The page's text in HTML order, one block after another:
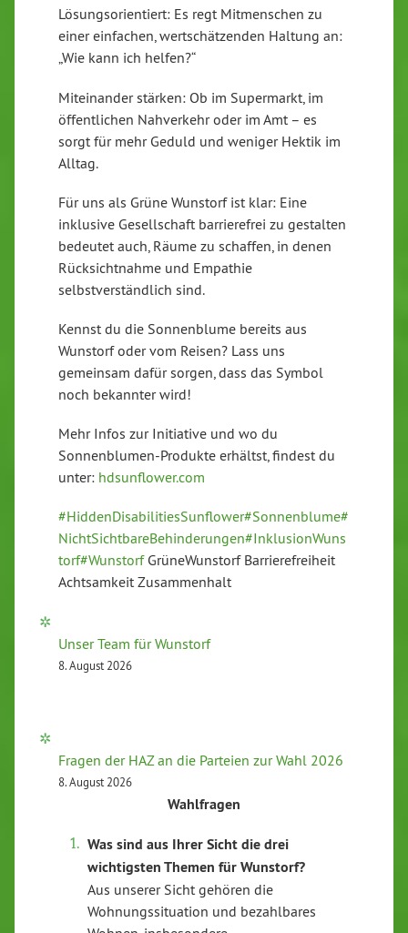
Lösungsorientiert: Es regt Mitmenschen zu
einer einfachen, wertschätzenden Haltung an:
„Wie kann ich helfen?“
Miteinander stärken: Ob im Supermarkt, im
öffentlichen Nahverkehr oder im Amt – es
sorgt für mehr Geduld und weniger Hektik im
Alltag.
Für uns als Grüne Wunstorf ist klar: Eine
inklusive Gesellschaft barrierefrei zu gestalten
bedeutet auch, Räume zu schaffen, in denen
Rücksichtnahme und Empathie
selbstverständlich sind.
Kennst du die Sonnenblume bereits aus
Wunstorf oder vom Reisen? Lass uns
gemeinsam dafür sorgen, dass das Symbol
noch bekannter wird!
Mehr Infos zur Initiative und wo du
Sonnenblumen-Produkte erhältst, findest du
unter: hdsunflower.com
#HiddenDisabilitiesSunflower#Sonnenblume#
NichtSichtbareBehinderungen#InklusionWuns
torf#WunstorfGrüneWunstorf Barrierefreiheit
Achtsamkeit Zusammenhalt
Unser Team für Wunstorf
8. August 2026
Fragen der HAZ an die Parteien zur Wahl 2026
8. August 2026
Wahlfragen
Was sind aus Ihrer Sicht die drei
wichtigsten Themen für Wunstorf?
Aus unserer Sicht gehören die
Wohnungssituation und bezahlbares